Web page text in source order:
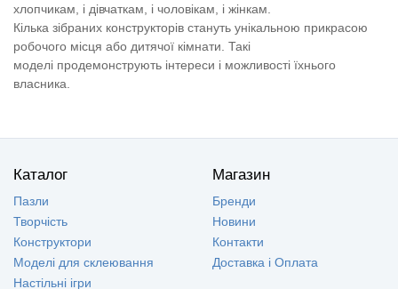
хлопчикам, і дівчаткам, і чоловікам, і жінкам.
Кілька зібраних конструкторів стануть унікальною прикрасою
робочого місця або дитячої кімнати. Такі
моделі продемонструють інтереси і можливості їхнього
власника.
Каталог
Пазли
Творчість
Конструктори
Моделі для склеювання
Настільні ігри
Магазин
Бренди
Новини
Контакти
Доставка і Оплата